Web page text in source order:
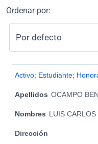
Ordenar por:
Activo; Estudiante;
Apellidos OCAMPO
Nombres LUIS CARLOS
Dirección